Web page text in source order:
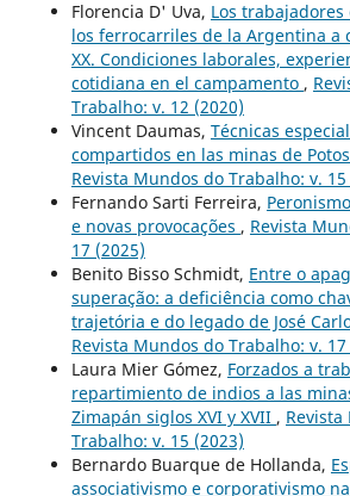
Florencia D' Uva, Los trabajadores
los ferrocarriles de la Argentina a
XX. Condiciones laborales,
cotidiana en el campamento ,
Trabalho: v. 12 (2020)
Vincent Daumas, Técnicas
compartidos en las minas de
Revista Mundos do Trabalho: v. 15
Fernando Sarti Ferreira,
e novas provocações , Revista
17 (2025)
Benito Bisso Schmidt, Entre o
superação: a deficiência como
trajetória e do legado de José
Revista Mundos do Trabalho: v. 17
Laura Mier Gómez, Forzados a
repartimiento de indios a las
Zimapán siglos XVI y XVII ,
Trabalho: v. 15 (2023)
Bernardo Buarque de Hollanda,
associativismo e corporativismo